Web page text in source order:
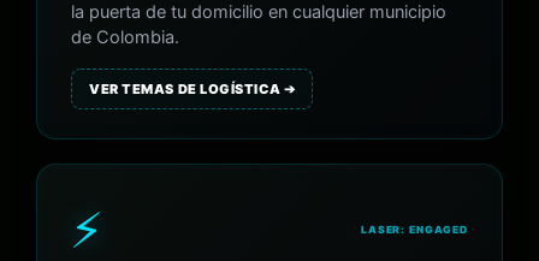
la puerta de tu domicilio en cualquier municipio
de Colombia.
VER TEMAS DE LOGÍSTICA ➔
⚡ LASER: ENGAGED